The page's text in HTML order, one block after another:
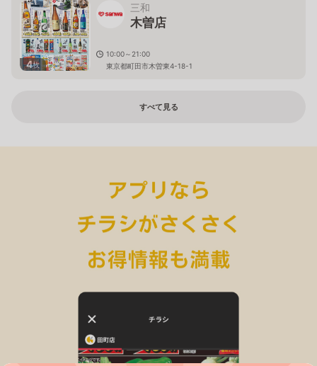
4枚
三和
木曽店
10:00～21:00
東京都町田市木曽東4-18-1
すべて見る